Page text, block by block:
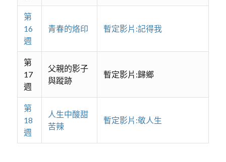
第
16
週
青春的烙印 暫定影片:記得我
第
17
週
父親的影子
與蹤跡
暫定影片:歸鄉
第
18
週
人生中酸甜
苦辣
暫定影片:敬人生